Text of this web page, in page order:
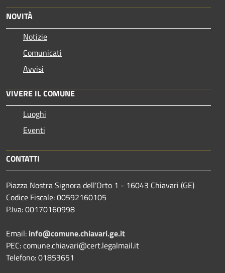
NOVITÀ
Notizie
Comunicati
Avvisi
VIVERE IL COMUNE
Luoghi
Eventi
CONTATTI
Piazza Nostra Signora dell'Orto 1 - 16043 Chiavari (GE)
Codice Fiscale: 00592160105
P.Iva: 00170160998
Email: info@comune.chiavari.ge.it
PEC: comune.chiavari@cert.legalmail.it
Telefono: 01853651